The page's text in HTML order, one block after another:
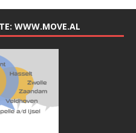
WWW.MOVE.AL